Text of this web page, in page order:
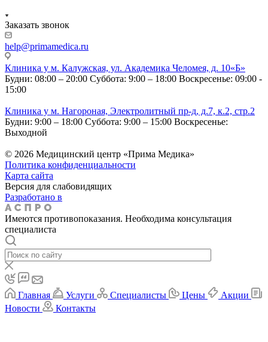
Заказать звонок
help@primamedica.ru
Клиника у м. Калужская, ул. Академика Челомея, д. 10«Б»
Будни: 08:00 – 20:00 Суббота: 9:00 – 18:00 Воскресенье: 09:00 -
15:00
Клиника у м. Нагороная, Электролитный пр-д, д.7, к.2, стр.2
Будни: 9:00 – 18:00 Суббота: 9:00 – 15:00 Воскресенье:
Выходной
© 2026 Медицинский центр «Прима Медика»
Политика конфиденциальности
Карта сайта
Версия для слабовидящих
Разработано в
Имеются противопоказания. Необходима консультация
специалиста
Главная Услуги Специалисты Цены
Акции
Новости
Контакты